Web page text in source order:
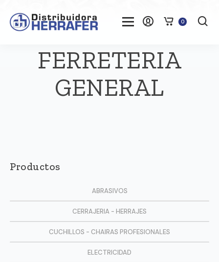
0
FERRETERIA
GENERAL
Productos
ABRASIVOS
CERRAJERIA - HERRAJES
CUCHILLOS - CHAIRAS PROFESIONALES
ELECTRICIDAD